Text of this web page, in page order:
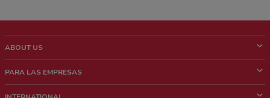
ABOUT US
¿Quiénes Somos?
PARA LAS EMPRESAS